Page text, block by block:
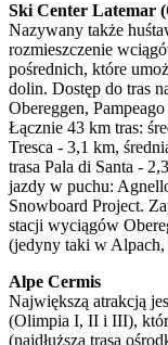
Ski Center Latemar
Nazywany także
rozmieszczenie
pośrednich, które
dolin. Dostęp do tras
Obereggen,
Łącznie 43 km tras:
Tresca - 3,1 km,
trasa Pala di Santa -
jazdy w puchu:
Snowboard Project.
stacji wyciągów
(jedyny taki w
Alpe Cermis
Największą atrakcją
(Olimpia I, II i III),
(najdłuższa trasa